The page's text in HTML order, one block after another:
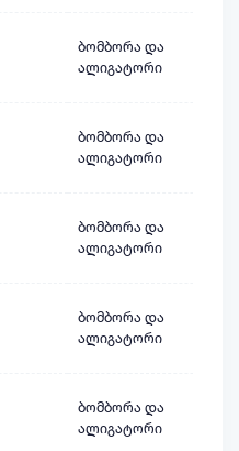
ბომბორა და
ალიგატორი
ბომბორა და
ალიგატორი
ბომბორა და
ალიგატორი
ბომბორა და
ალიგატორი
ბომბორა და
ალიგატორი